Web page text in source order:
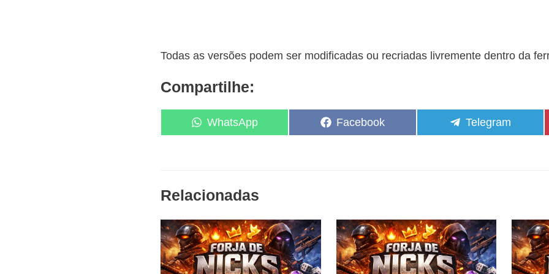
Todas as versões podem ser modificadas ou recriadas livremente dentro da
Compartilhe:
Share
on
WhatsApp
Share
on
Facebook
Share
on
Telegram
Relacionadas